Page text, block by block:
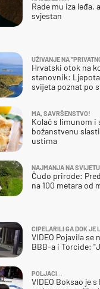
CIPELARILI GA DOK JE
VIDEO Pojavila se
BBB-a i Torcide:
POLJACI...
VIDEO Boksao je
Rade mu iza leđa,
svjestan
UŽIVANJE NA
Hrvatski otok na
stanovnik:
svijeta poznat po
MA, SAVRŠENSTVO!
Kolač s limunom i
božanstvenu
ustima
NAJMANJA NA SVIJETU
Čudo prirode:
na 100 metara od